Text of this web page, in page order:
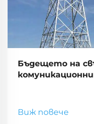
Бъдещето на
Виж повече